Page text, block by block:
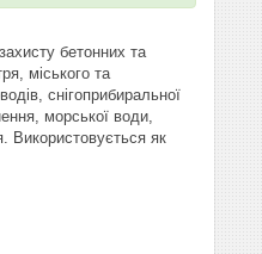
бетонних та
міського та
снігоприбиральної
морської води,
Використовується як